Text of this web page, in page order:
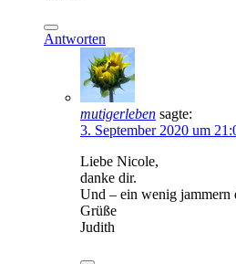
Antworten
mutigerleben sagte:
3. September 2020 um
Liebe Nicole,
danke dir.
Und – ein wenig jammern
Grüße
Judith